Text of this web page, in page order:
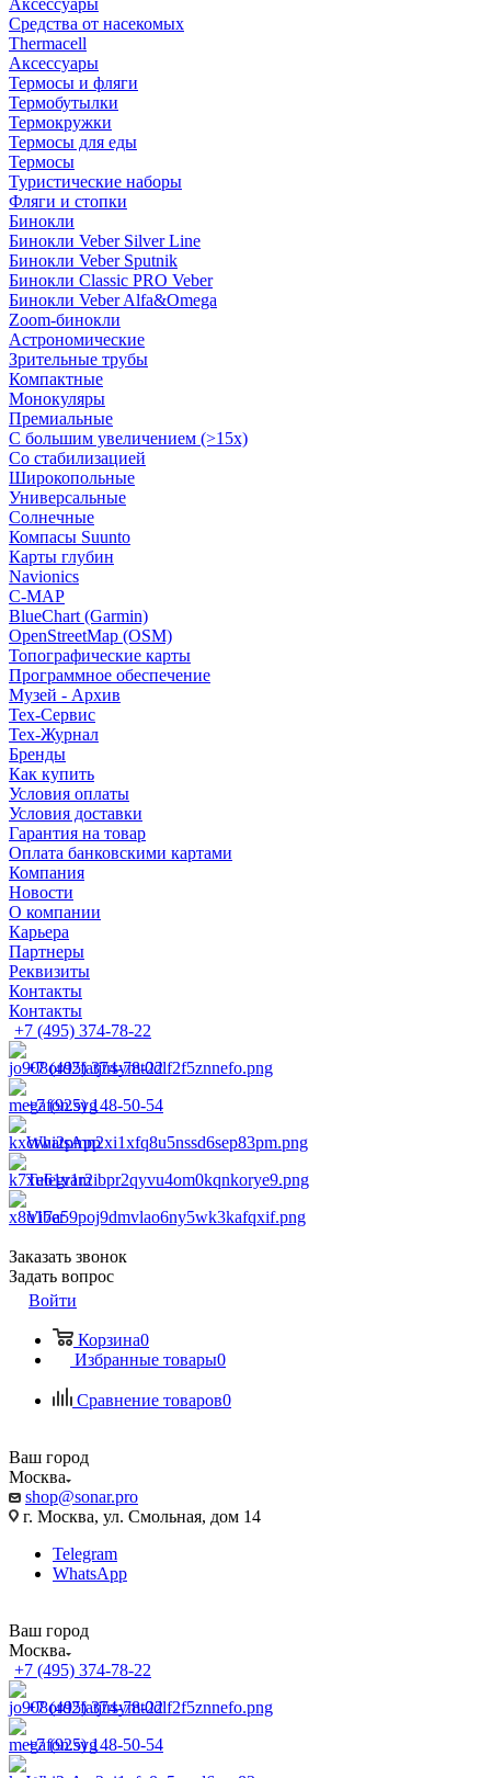
Аксессуары
Средства от насекомых
Thermacell
Аксессуары
Термосы и фляги
Термобутылки
Термокружки
Термосы для еды
Термосы
Туристические наборы
Фляги и стопки
Бинокли
Бинокли Veber Silver Line
Бинокли Veber Sputnik
Бинокли Classic PRO Veber
Бинокли Veber Alfa&Omega
Zoom-бинокли
Астрономические
Зрительные трубы
Компактные
Монокуляры
Премиальные
С большим увеличением (>15x)
Со стабилизацией
Широкопольные
Универсальные
Солнечные
Компасы Suunto
Карты глубин
Navionics
C-MAP
BlueChart (Garmin)
OpenStreetMap (OSM)
Топографические карты
Программное обеспечение
Музей - Архив
Tex-Сервис
Тех-Журнал
Бренды
Как купить
Условия оплаты
Условия доставки
Гарантия на товар
Оплата банковскими картами
Компания
Новости
О компании
Карьера
Партнеры
Реквизиты
Контакты
Контакты
+7 (495) 374-78-22
+7 (495) 374-78-22
+7 (925) 148-50-54
WhatsApp
Telegram
Viber
Заказать звонок
Задать вопрос
Войти
Корзина0
Избранные товары0
Сравнение товаров0
Ваш город
Москва
shop@sonar.pro
г. Москва, ул. Смольная, дом 14
Telegram
WhatsApp
Ваш город
Москва
+7 (495) 374-78-22
+7 (495) 374-78-22
+7 (925) 148-50-54